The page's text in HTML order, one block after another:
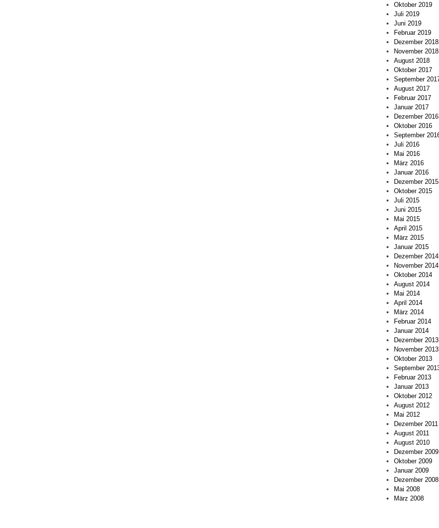
Oktober 2019
Juli 2019
Juni 2019
Februar 2019
Dezember 2018
November 2018
August 2018
Oktober 2017
September
August 2017
Februar 2017
Januar 2017
Dezember 2016
Oktober 2016
September
Juli 2016
Mai 2016
März 2016
Januar 2016
Dezember 2015
Oktober 2015
Juli 2015
Juni 2015
Mai 2015
April 2015
März 2015
Januar 2015
Dezember 2014
November 2014
Oktober 2014
August 2014
Mai 2014
April 2014
März 2014
Februar 2014
Januar 2014
Dezember 2013
November 2013
Oktober 2013
September
Februar 2013
Januar 2013
Oktober 2012
August 2012
Mai 2012
Dezember 2011
August 2011
August 2010
Dezember 2009
Oktober 2009
Januar 2009
Dezember 2008
Mai 2008
März 2008